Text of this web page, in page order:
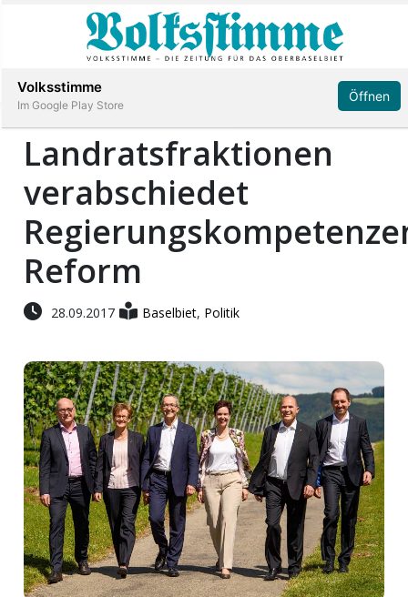
Immobilien
Veranstaltungen
Stellen
App
Fussball
Abonnieren Anmelden
Landratsfraktionen
verabschiedet
Reform
28.09.2017 Baselbiet, Politik
Volksstimme
Im Google Play Store
Öffnen